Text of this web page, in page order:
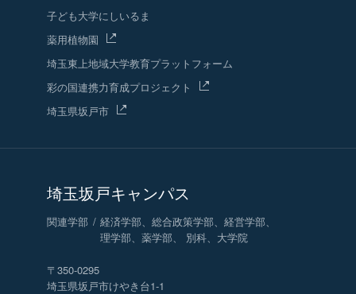
子ども大学にしいるま
薬用植物園
埼玉東上地域大学教育プラットフォーム
彩の国連携力育成プロジェクト
埼玉県坂戸市
埼玉坂戸キャンパス
関連学部
経済学部、総合政策学部、経営学部、
理学部、薬学部、 別科、大学院
〒350-0295
埼玉県坂戸市けやき台1-1